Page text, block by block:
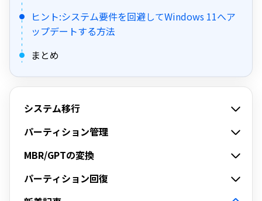
ヒント:システム要件を回避してWindows 11へア
ップデートする方法
まとめ
システム移行
パーティション管理
MBR/GPTの変換
パーティション回復